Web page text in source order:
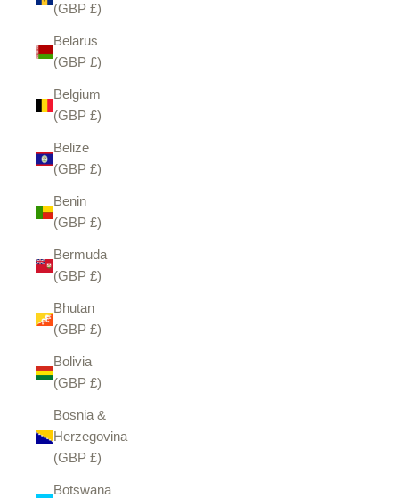
(GBP £)
Belarus
(GBP £)
Belgium
(GBP £)
Belize
(GBP £)
Benin
(GBP £)
Bermuda
(GBP £)
Bhutan
(GBP £)
Bolivia
(GBP £)
Bosnia &
Herzegovina
(GBP £)
Botswana